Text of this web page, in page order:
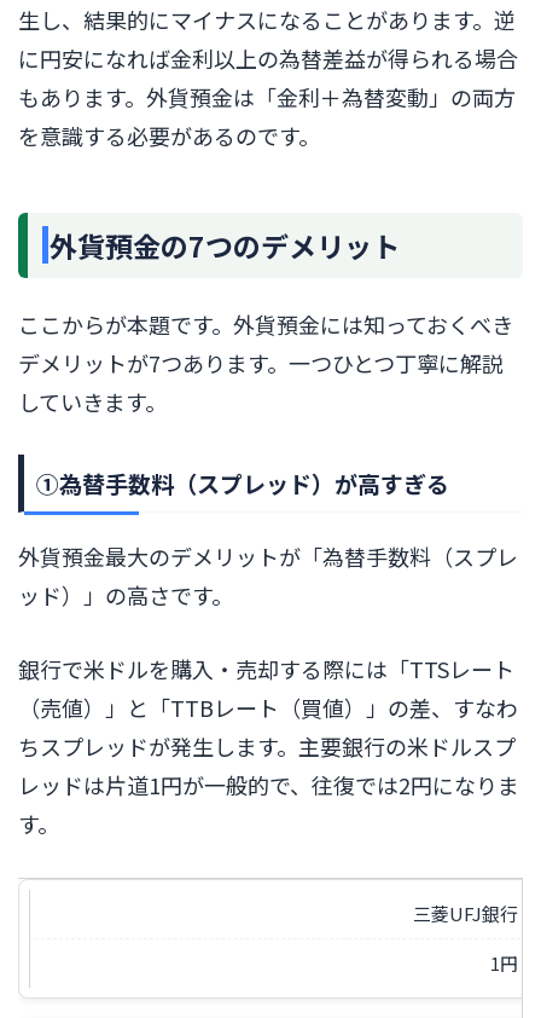
生し、結果的にマイナスになることがあります。逆
に円安になれば金利以上の為替差益が得られる場合
もあります。外貨預金は「金利＋為替変動」の両方
を意識する必要があるのです。
外貨預金の7つのデメリット
ここからが本題です。外貨預金には知っておくべき
デメリットが7つあります。一つひとつ丁寧に解説
していきます。
①為替手数料（スプレッド）が高すぎる
外貨預金最大のデメリットが「為替手数料（スプレ
ッド）」の高さです。
銀行で米ドルを購入・売却する際には「TTSレート
（売値）」と「TTBレート（買値）」の差、すなわ
ちスプレッドが発生します。主要銀行の米ドルスプ
レッドは片道1円が一般的で、往復では2円になりま
す。
三菱UFJ銀行
1円